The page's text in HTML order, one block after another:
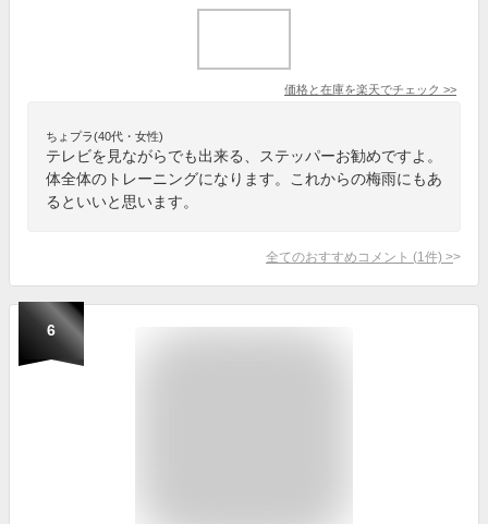
価格と在庫を楽天でチェック >>
ちょプラ(40代・女性)
テレビを見ながらでも出来る、ステッパーお勧めですよ。
体全体のトレーニングになります。これからの梅雨にもあ
るといいと思います。
全てのおすすめコメント (1 件) >
6